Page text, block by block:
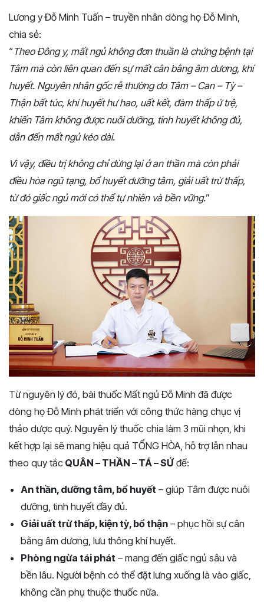
Lương y Đỗ Minh Tuấn – truyền nhân dòng họ Đỗ Minh,
chia sẻ:
“ Theo Đông y, mất ngủ không đơn thuần là chứng bệnh tại
Tâm mà còn liên quan đến sự mất cân bằng âm dương, khí
huyết. Nguyên nhân gốc rễ thường do Tâm – Can – Tỳ –
Thận bất túc, khí huyết hư hao, uất kết, đàm thấp ứ trệ,
khiến Tâm không được nuôi dưỡng, tinh huyết không đủ,
dẫn đến mất ngủ kéo dài.
Vì vậy, điều trị không chỉ dừng lại ở an thần mà còn phải
điều hòa ngũ tạng, bổ huyết dưỡng tâm, giải uất trừ thấp,
từ đó giấc ngủ mới có thể tự nhiên và bền vững.”
Từ nguyên lý đó, bài thuốc Mất ngủ Đỗ Minh đã được
dòng họ Đỗ Minh phát triển với công thức hàng chục vị
thảo dược quý. Nguyên lý thuốc chia làm 3 mũi nhọn, khi
kết hợp lại sẽ mang hiệu quả TỔNG HÒA, hỗ trợ lẫn nhau
theo quy tắc QUÂN – THẦN – TÁ – SỨ để:
An thần, dưỡng tâm, bổ huyết – giúp Tâm được nuôi
dưỡng, tinh huyết đầy đủ.
Giải uất trừ thấp, kiện tỳ, bổ thận – phục hồi sự cân
bằng âm dương, lưu thông khí huyết.
Phòng ngừa tái phát – mang đến giấc ngủ sâu và
bền lâu. Người bệnh có thể đặt lưng xuống là vào giấc,
không cần phụ thuộc thuốc nữa.